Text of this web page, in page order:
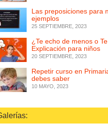
Las preposiciones para
ejemplos
25 SEPTIEMBRE, 2023
¿Te echo de menos o
Explicación para niños
20 SEPTIEMBRE, 2023
Repetir curso en
debes saber
10 MAYO, 2023